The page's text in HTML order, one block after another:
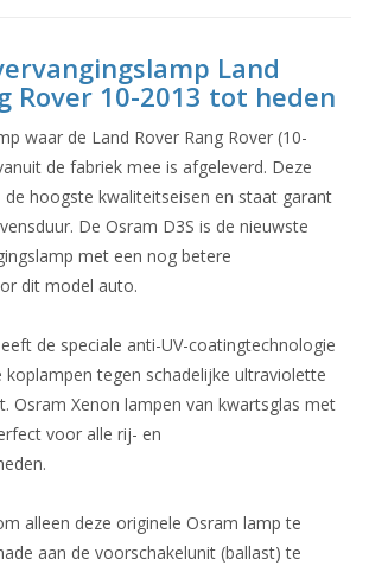
Land
Rover 10-2013 tot heden
waar de Land Rover Rang Rover (10-
de fabriek mee is afgeleverd. Deze
hoogste kwaliteitseisen en staat garant
De Osram D3S is de nieuwste
met een nog betere
dit model auto.
de speciale anti-UV-coatingtechnologie
koplampen tegen schadelijke ultraviolette
Osram Xenon lampen van kwartsglas met
voor alle rij- en
alleen deze originele Osram lamp te
aan de voorschakelunit (ballast) te